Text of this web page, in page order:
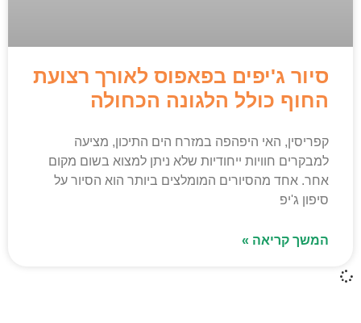
סיור ג'יפים בפאפוס לאורך רצועת
החוף כולל הלגונה הכחולה
קפריסין, האי היפהפה במזרח הים התיכון, מציעה
למבקרים חוויות ייחודיות שלא ניתן למצוא בשום מקום
אחר. אחד מהסיורים המומלצים ביותר הוא הסיור על
סיפון ג'יפ
המשך קריאה »